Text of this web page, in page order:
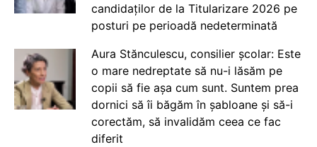
candidaților de la Titularizare 2026 pe
posturi pe perioadă nedeterminată
Aura Stănculescu, consilier școlar: Este
o mare nedreptate să nu-i lăsăm pe
copii să fie așa cum sunt. Suntem prea
dornici să îi băgăm în șabloane și să-i
corectăm, să invalidăm ceea ce fac
diferit